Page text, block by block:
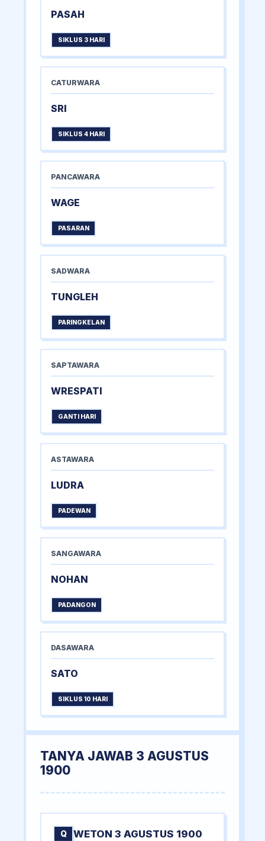
PASAH
SIKLUS 3 HARI
CATURWARA
SRI
SIKLUS 4 HARI
PANCAWARA
WAGE
PASARAN
SADWARA
TUNGLEH
PARINGKELAN
SAPTAWARA
WRESPATI
GANTI HARI
ASTAWARA
LUDRA
PADEWAN
SANGAWARA
NOHAN
PADANGON
DASAWARA
SATO
SIKLUS 10 HARI
TANYA JAWAB 3 AGUSTUS
1900
Q
WETON 3 AGUSTUS 1900